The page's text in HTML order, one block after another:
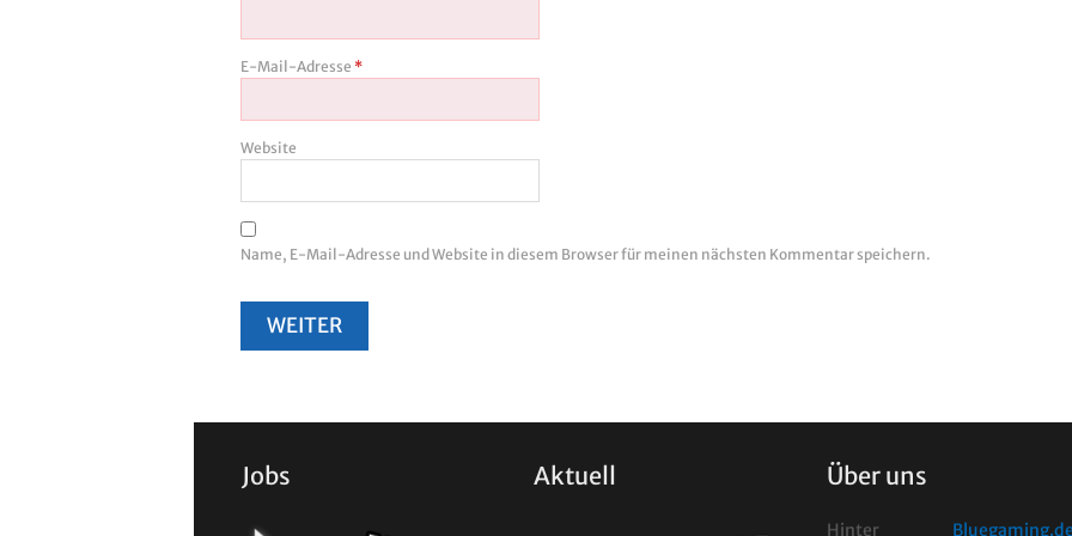
E-Mail-Adresse *
Website
Name, E-Mail-Adresse und Website in diesem Browser für meinen nächsten Kommentar speichern.
Jobs Aktuell Über uns
Hinter